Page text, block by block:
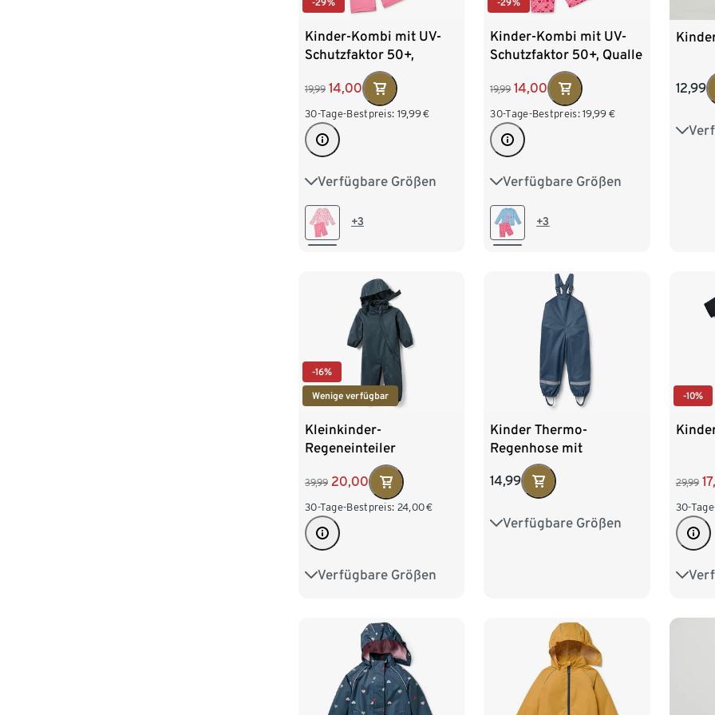
-29%
Kinder-Kombi mit UV-
Schutzfaktor 50+,
Seepferdchen
19,99 14,00
30-Tage-Bestpreis: 19,99€
Verfügbare Größen
74/80 86/92
98/104 +3
-29%
Kinder-Kombi mit UV-
Schutzfaktor 50+, Qualle
19,99 14,00
30-Tage-Bestpreis: 19,99 €
Verfügbare Größen
74/80 86/92
98/104 +3
12,99
86/
-16%
Wenige verfügbar
Kleinkinder-
Regeneinteiler
39,99 20,00
30-Tage-Bestpreis: 24,00€
Verfügbare Größen
74/80 86/92
Kinder Thermo-
Regenhose mit
Fleecefutter, blau
14,99
Verfügbare Größen
74/80 86/92
-10%
29,99
30-
98/